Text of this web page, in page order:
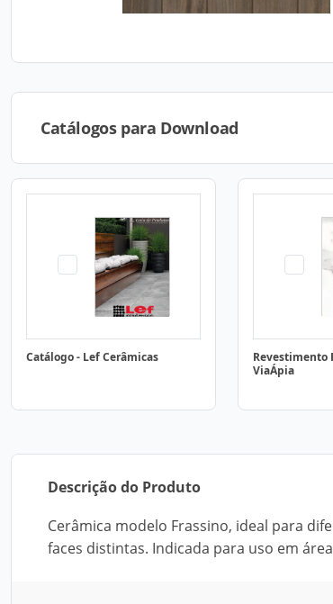
Catálogos para Download
Catálogo - Lef Cerâmicas
Revestimento
ViaÁpia
Descrição do Produto
Cerâmica modelo Frassino, ideal para
faces distintas. Indicada para uso em